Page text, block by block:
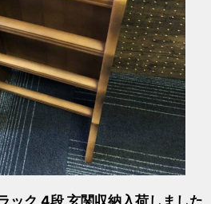
ク 4段 玄関収納入荷しました